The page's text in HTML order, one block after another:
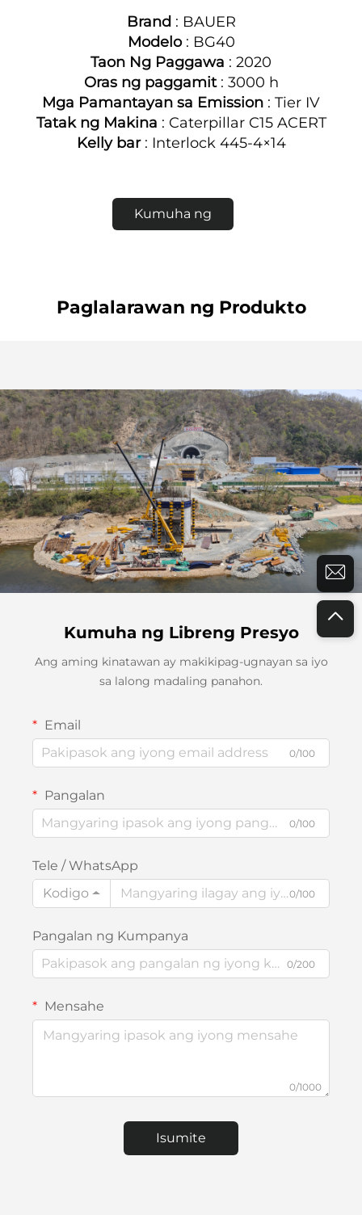
Brand : BAUER
Modelo : BG40
Taon Ng Paggawa : 2020
Oras ng paggamit : 3000 h
Mga Pamantayan sa Emission : Tier IV
Tatak ng Makina : Caterpillar C15 ACERT
Kelly bar : Interlock 445-4×14
Kumuha ng
Paglalarawan ng Produkto
Kumuha ng Libreng Presyo
Ang aming kinatawan ay makikipag-ugnayan sa iyo
sa lalong madaling panahon.
Email
0/100
Pangalan
0/100
Tele / WhatsApp
Kodigo
0/100
Pangalan ng Kumpanya
0/200
Mensahe
0/1000
Isumite